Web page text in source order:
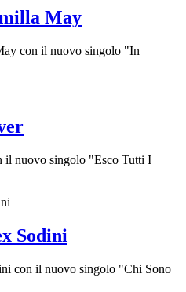
May
con il nuovo singolo "In
il nuovo singolo "Esco Tutti I
Sodini
con il nuovo singolo "Chi Sono